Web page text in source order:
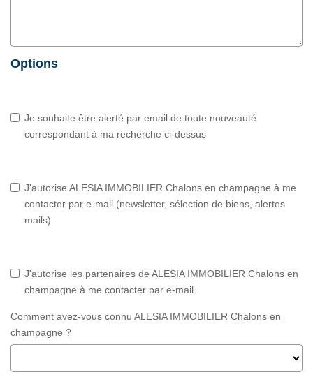
Options
Je souhaite être alerté par email de toute nouveauté
correspondant à ma recherche ci-dessus
J'autorise ALESIA IMMOBILIER Chalons en champagne à me
contacter par e-mail (newsletter, sélection de biens, alertes
mails)
J'autorise les partenaires de ALESIA IMMOBILIER Chalons en
champagne à me contacter par e-mail.
Comment avez-vous connu ALESIA IMMOBILIER Chalons en
champagne ?